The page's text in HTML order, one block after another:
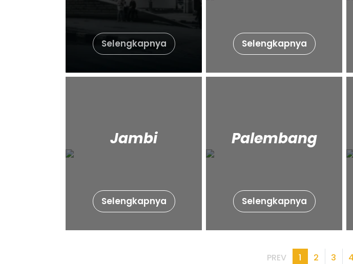
Selengkapnya Selengkapnya
Jambi
Selengkapnya
Palembang
Selengkapnya
PREV 1 2 3 4